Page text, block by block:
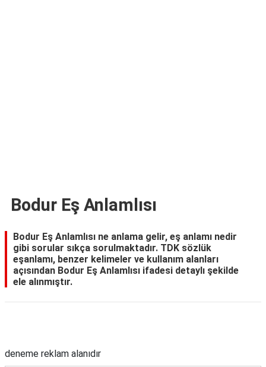
Bodur Eş Anlamlısı
Bodur Eş Anlamlısı ne anlama gelir, eş anlamı nedir
gibi sorular sıkça sorulmaktadır. TDK sözlük
eşanlamı, benzer kelimeler ve kullanım alanları
açısından Bodur Eş Anlamlısı ifadesi detaylı şekilde
ele alınmıştır.
deneme reklam alanıdır